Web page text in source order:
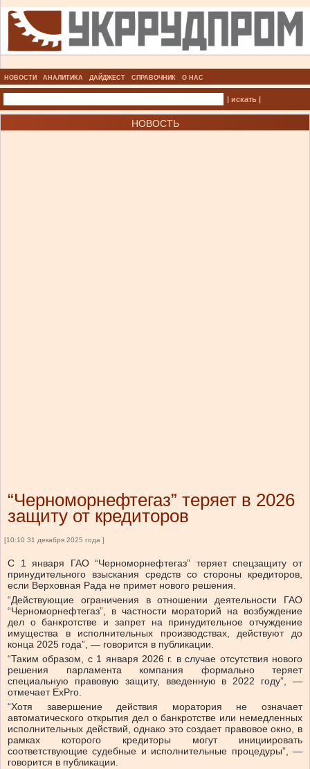
НОВОСТИ АНАЛИТИКА ДАЙДЖЕСТ СПРАВОЧНИК О НАС
| искать |
НОВОСТЬ
“Черноморнефтегаз” теряет в 2026
защиту от кредиторов
[10:10 31 декабря 2025 года ]
С 1 января ГАО “Черноморнефтегаз” теряет спецзащиту от
принудительного взыскания средств со стороны кредиторов,
если Верховная Рада не примет нового решения.
“Действующие ограничения в отношении деятельности ГАО
“Черноморнефтегаз”, в частности мораторий на возбуждение
дел о банкротстве и запрет на принудительное отчуждение
имущества в исполнительных производствах, действуют до
конца 2025 года”, — говорится в публикации.
“Таким образом, с 1 января 2026 г. в случае отсутствия нового
решения парламента компания формально теряет
специальную правовую защиту, введенную в 2022 году”, —
отмечает ExPro.
“Хотя завершение действия моратория не означает
автоматического открытия дел о банкротстве или немедленных
исполнительных действий, однако это создает правовое окно, в
рамках которого кредиторы могут инициировать
соответствующие судебные и исполнительные процедуры”, —
говорится в публикации.